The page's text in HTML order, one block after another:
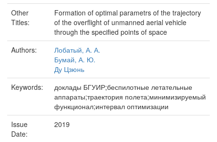
Other
Titles:
Formation of optimal parametrs of the trajectory
of the overflight of unmanned aerial vehicle
through the specified points of space
Authors:
Лобатый, А. А.
Бумай, А. Ю.
Ду Цзюнь
Keywords:
доклады БГУИР;беспилотные летательные
аппараты;траектория полета;минимизируемый
функционал;интервал оптимизации
Issue
Date:
2019